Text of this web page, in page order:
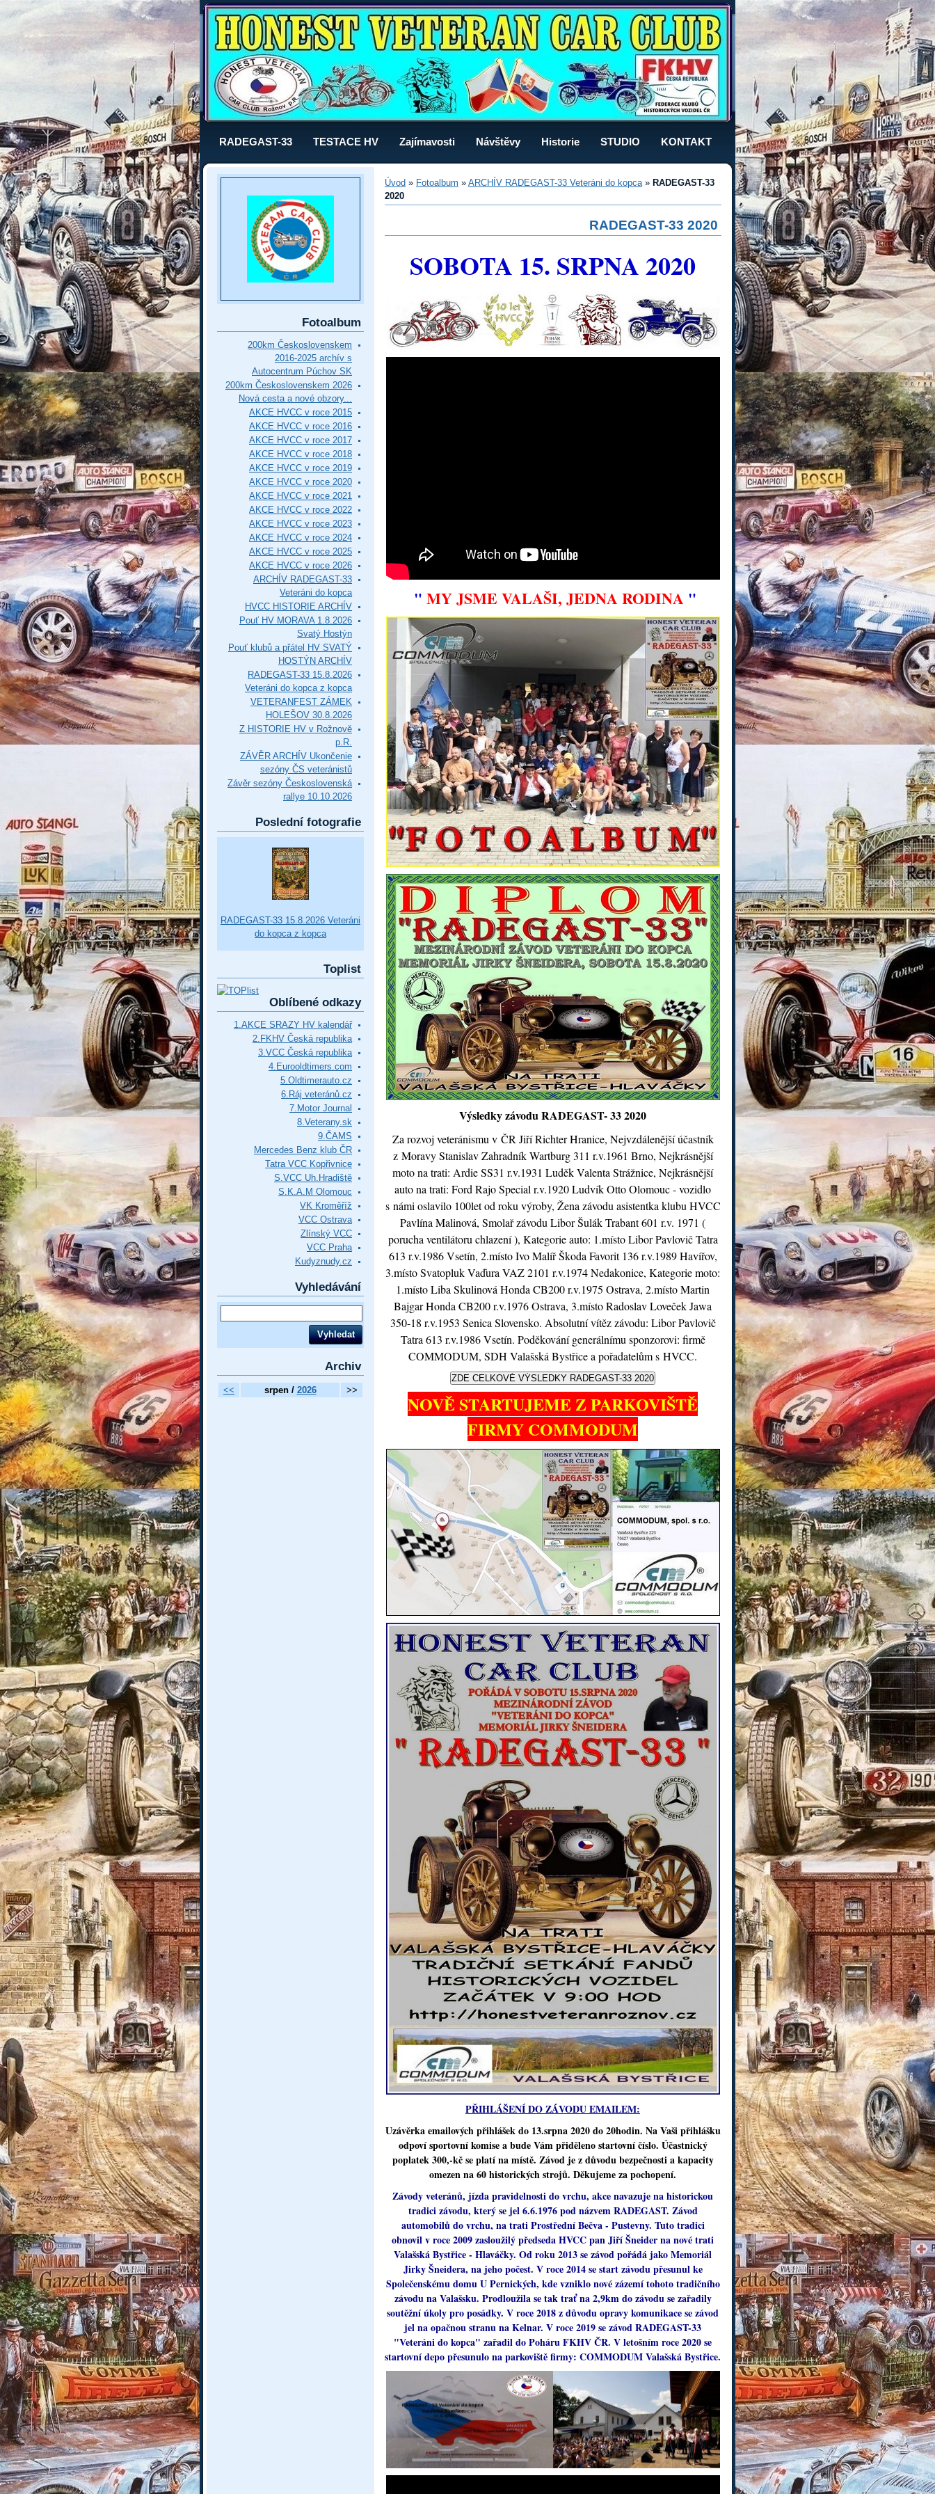
RADEGAST-33 TESTACE HV Zajímavosti Návštěvy Historie STUDIO KONTAKT
Úvod » Fotoalbum » ARCHÍV RADEGAST-33 Veteráni do kopca» RADEGAST-33
2020
RADEGAST-33 2020
SOBOTA 15. SRPNA 2020
" MY JSME VALAŠI, JEDNA RODINA "
Výsledky závodu RADEGAST- 33 2020
Za rozvoj veteránismu v ČR Jiří Richter Hranice, Nejvzdálenější účastník
z Moravy Stanislav Zahradník Wartburg 311 r.v.1961 Brno, Nejkrásnější
moto na trati: Ardie SS31 r.v.1931 Luděk Valenta Strážnice, Nejkrásnější
auto na trati: Ford Rajo Special r.v.1920 Ludvík Otto Olomouc - vozidlo
s námi oslavilo 100let od roku výroby, Žena závodu asistentka klubu HVCC
Pavlína Malinová, Smolař závodu Libor Šulák Trabant 601 r.v. 1971 (
porucha ventilátoru chlazení ), Kategorie auto: 1.místo Libor Pavlovič Tatra
613 r.v.1986 Vsetín, 2.místo Ivo Malíř Škoda Favorit 136 r.v.1989 Havířov,
3.místo Svatopluk Vaďura VAZ 2101 r.v.1974 Nedakonice, Kategorie moto:
1.místo Liba Skulinová Honda CB200 r.v.1975 Ostrava, 2.místo Martin
Bajgar Honda CB200 r.v.1976 Ostrava, 3.místo Radoslav Loveček Jawa
350-18 r.v.1953 Senica Slovensko. Absolutní vítěz závodu: Libor Pavlovič
Tatra 613 r.v.1986 Vsetín. Poděkování generálnímu sponzorovi: firmě
COMMODUM, SDH Valašská Bystřice a pořadatelům s HVCC.
NOVĚ STARTUJEME Z PARKOVIŠTĚ
FIRMY COMMODUM
PŘIHLÁŠENÍ DO ZÁVODU EMAILEM:
Uzávěrka emailových přihlášek do 13.srpna 2020 do 20hodin. Na Vaši přihlášku
odpoví sportovní komise a bude Vám přiděleno startovní číslo. Účastnický
poplatek 300,-kč se platí na místě. Závod je z důvodu bezpečnosti a kapacity
omezen na 60 historických strojů. Děkujeme za pochopení.
Závody veteránů, jízda pravidelnosti do vrchu, akce navazuje na historickou
tradici závodu, který se jel 6.6.1976 pod názvem RADEGAST. Závod
automobilů do vrchu, na tratiProstřední Bečva - Pustevny. Tuto tradici
obnovil v roce 2009 zasloužilý předseda HVCC pan Jiří Šneider na nové trati
Valašská Bystřice - Hlaváčky. Od roku 2013 se závod pořádá jako Memoriál
Jirky Šneidera, na jeho počest. V roce 2014 se start závodu přesunul ke
Společenskému domu U Pernických, kde vzniklo nové zázemí tohoto tradičního
závodu na Valašsku. Prodloužila se tak trať na 2,9km do závodu se zařadily
soutěžní úkoly pro posádky. V roce 2018 z důvodu opravy komunikace se závod
jel na opačnou stranu na Kelnar. V roce 2019 se závod RADEGAST-33
"Veteráni do kopca" zařadil do Poháru FKHV ČR. V letošním roce 2020 se
startovní depo přesunulo na parkoviště firmy: COMMODUM Valašská Bystřice.
Fotoalbum
200km Československem
2016-2025 archív s
Autocentrum Púchov SK
200km Československem 2026
Nová cesta a nové obzory...
AKCE HVCC v roce 2015
AKCE HVCC v roce 2016
AKCE HVCC v roce 2017
AKCE HVCC v roce 2018
AKCE HVCC v roce 2019
AKCE HVCC v roce 2020
AKCE HVCC v roce 2021
AKCE HVCC v roce 2022
AKCE HVCC v roce 2023
AKCE HVCC v roce 2024
AKCE HVCC v roce 2025
AKCE HVCC v roce 2026
ARCHÍV RADEGAST-33
Veteráni do kopca
HVCC HISTORIE ARCHÍV
Pouť HV MORAVA 1.8.2026
Svatý Hostýn
Pouť klubů a přátel HV SVATÝ
HOSTÝN ARCHÍV
RADEGAST-33 15.8.2026
Veteráni do kopca z kopca
VETERANFEST ZÁMEK
HOLEŠOV 30.8.2026
Z HISTORIE HV v Rožnově
p.R.
ZÁVĚR ARCHÍV Ukončenie
sezóny ČS veteránistů
Závěr sezóny Československá
rallye 10.10.2026
Poslední fotografie
RADEGAST-33 15.8.2026 Veteráni
do kopca z kopca
Toplist
Oblíbené odkazy
1.AKCE SRAZY HV kalendář
2.FKHV Česká republika
3.VCC Česká republika
4.Eurooldtimers.com
5.Oldtimerauto.cz
6.Ráj veteránů.cz
7.Motor Journal
8.Veterany.sk
9.ČAMS
Mercedes Benz klub ČR
Tatra VCC Kopřivnice
S.VCC Uh.Hradiště
S.K.A.M Olomouc
VK Kroměříž
VCC Ostrava
Zlínský VCC
VCC Praha
Kudyznudy.cz
Vyhledávání
Archiv
<< srpen / 2026 >>